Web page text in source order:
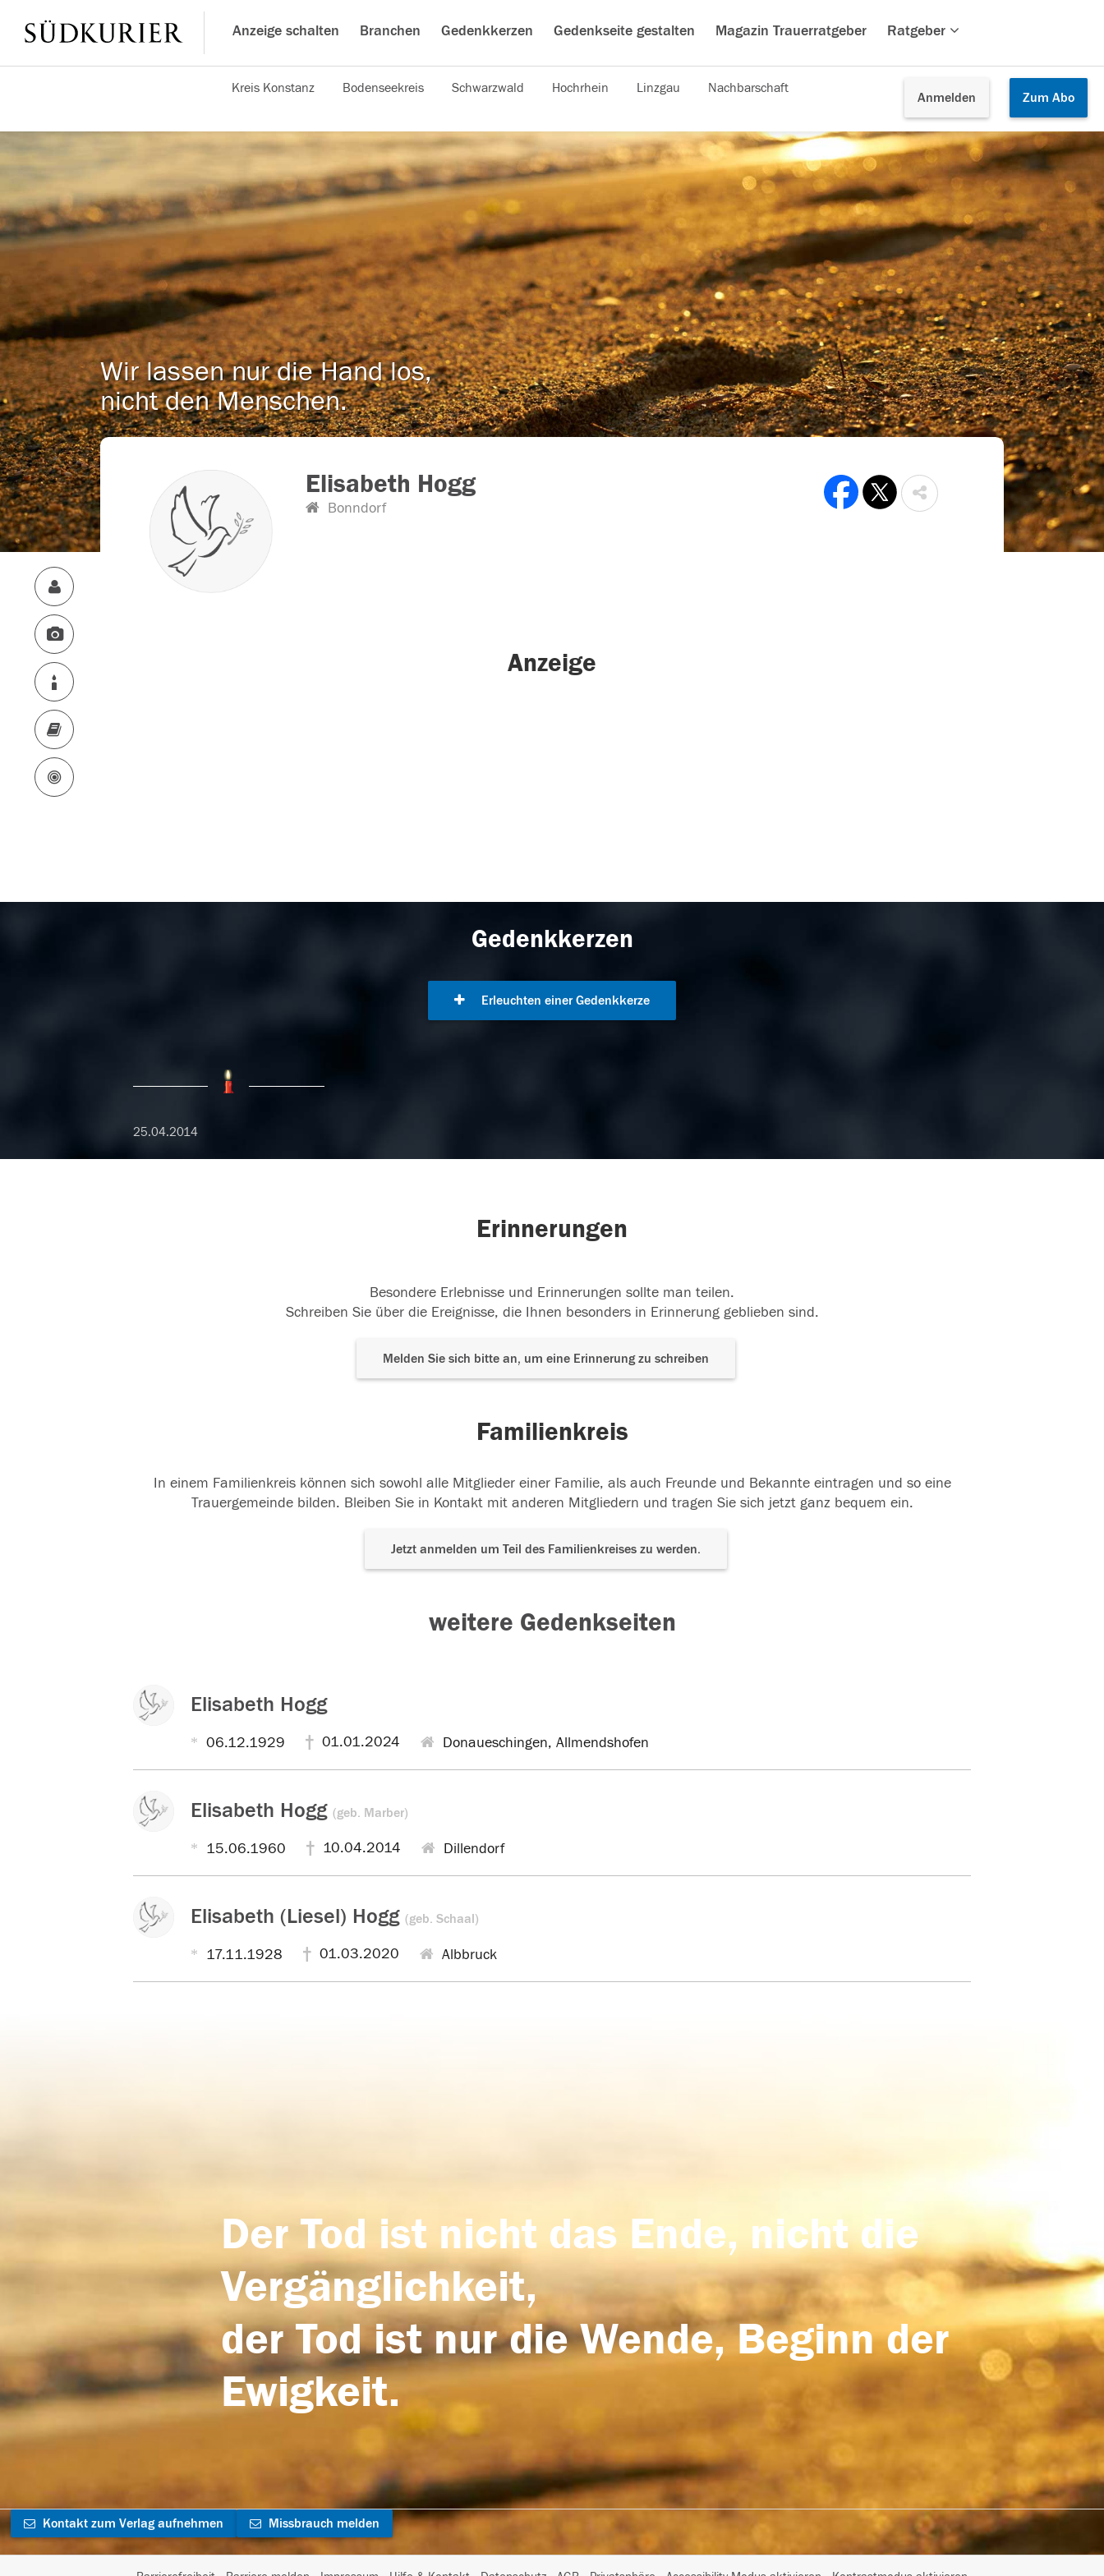
Anzeige schalten Branchen Gedenkkerzen Gedenkseite gestalten Magazin Trauerratgeber Ratgeber
Anmelden Zum Abo
Kreis Konstanz Bodenseekreis Schwarzwald Hochrhein Linzgau Nachbarschaft
Wir lassen nur die Hand los,
nicht den Menschen.
Elisabeth Hogg
Bonndorf
Anzeige
Gedenkkerzen
Erleuchten einer Gedenkkerze
25.04.2014
Erinnerungen
Besondere Erlebnisse und Erinnerungen sollte man teilen.
Schreiben Sie über die Ereignisse, die Ihnen besonders in Erinnerung geblieben sind.
Melden Sie sich bitte an, um eine Erinnerung zu schreiben
Familienkreis
In einem Familienkreis können sich sowohl alle Mitglieder einer Familie, als auch Freunde und Bekannte eintragen und so eine
Trauergemeinde bilden. Bleiben Sie in Kontakt mit anderen Mitgliedern und tragen Sie sich jetzt ganz bequem ein.
Jetzt anmelden um Teil des Familienkreises zu werden.
weitere Gedenkseiten
Elisabeth Hogg
06.12.1929 01.01.2024 Donaueschingen, Allmendshofen
Elisabeth Hogg (geb. Marber)
15.06.1960 10.04.2014 Dillendorf
Elisabeth (Liesel) Hogg (geb. Schaal)
17.11.1928 01.03.2020 Albbruck
Der Tod ist nicht das Ende, nicht die
Vergänglichkeit,
der Tod ist nur die Wende, Beginn der
Ewigkeit.
Kontakt zum Verlag aufnehmen Missbrauch melden